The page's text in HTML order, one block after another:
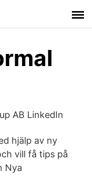
AB LinkedIn
hjälp av ny
vill få tips på
Nya